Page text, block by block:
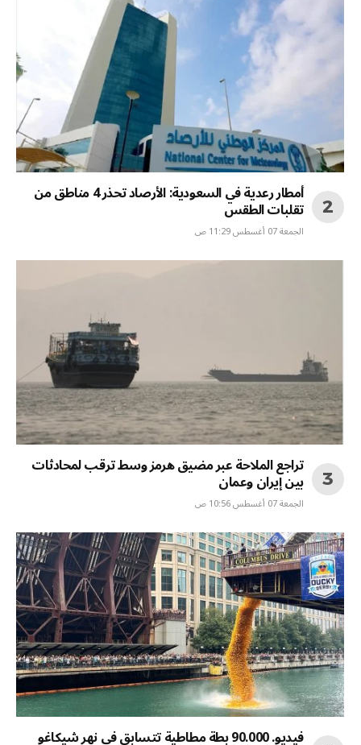
أمطار رعدية في السعودية: الأرصاد تحذر 4 مناطق من
تقلبات الطقس
الجمعة 07 أغسطس 11:29 ص
تراجع الملاحة عبر مضيق هرمز وسط ترقب لمحادثات
بين إيران وعمان
الجمعة 07 أغسطس 10:56 ص
فيديو. 90.000 بطة مطاطية تتسابق في نهر شيكاغو